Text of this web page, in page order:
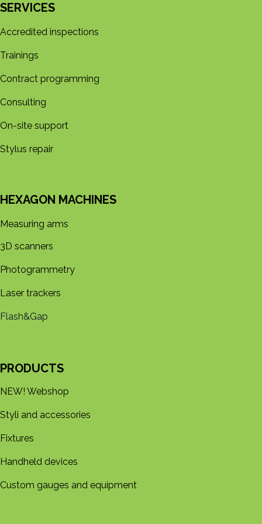
SERVICES
Accredited inspections
Trainings
Contract programming
Consulting
On-site support
Stylus repair
HEXAGON MACHINES
Measuring arms
3D s​​canners
Photogrammetry
Laser trackers
Flash&Gap
PRODUCTS
NEW! Webshop
Styli and accessories
Fixtures
Handheld devices
Custom gauges and equipment